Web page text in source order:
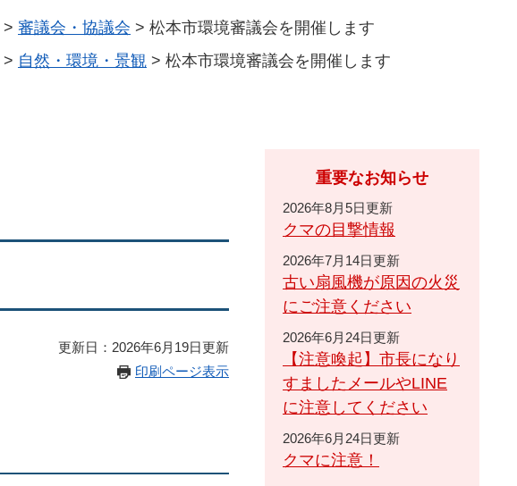
> 審議会・協議会 > 松本市環境審議会を開催します
> 自然・環境・景観 > 松本市環境審議会を開催します
更新日：2026年6月19日更新
印刷ページ表示
重要なお知らせ
2026年8月5日更新
クマの目撃情報
2026年7月14日更新
古い扇風機が原因の火災
にご注意ください
2026年6月24日更新
【注意喚起】市長になり
すましたメールやLINE
に注意してください
2026年6月24日更新
クマに注意！